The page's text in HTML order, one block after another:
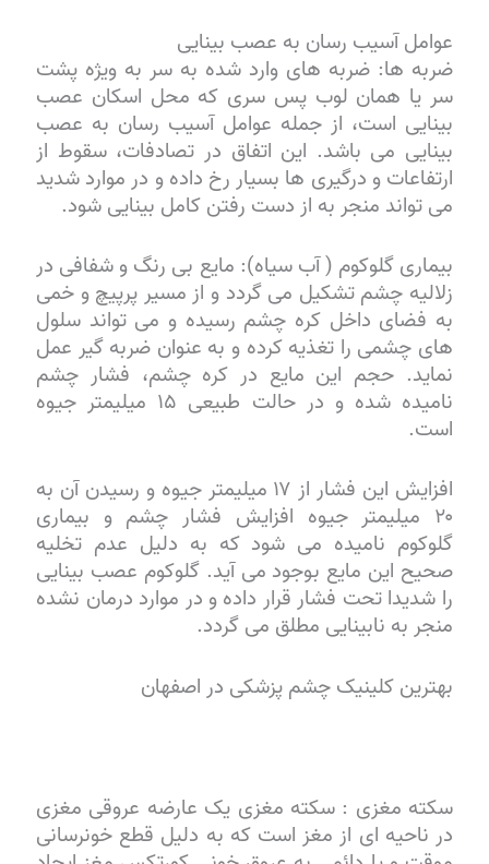
عوامل آسیب رسان به عصب بینایی
ضربه ها: ضربه های وارد شده به سر به ویژه پشت
سر یا همان لوب پس سری که محل اسکان عصب
بینایی است، از جمله عوامل آسیب رسان به عصب
بینایی می باشد. این اتفاق در تصادفات، سقوط از
ارتفاعات و درگیری ها بسیار رخ داده و در موارد شدید
می تواند منجر به از دست رفتن کامل بینایی شود.
بیماری گلوکوم ( آب سیاه): مایع بی رنگ و شفافی در
زلالیه چشم تشکیل می گردد و از مسیر پرپیچ و خمی
به فضای داخل کره چشم رسیده و می تواند سلول
های چشمی را تغذیه کرده و به عنوان ضربه گیر عمل
نماید. حجم این مایع در کره چشم، فشار چشم
نامیده شده و در حالت طبیعی ۱۵ میلیمتر جیوه
است.
افزایش این فشار از ۱۷ میلیمتر جیوه و رسیدن آن به
۲۰ میلیمتر جیوه افزایش فشار چشم و بیماری
گلوکوم نامیده می شود که به دلیل عدم تخلیه
صحیح این مایع بوجود می آید. گلوکوم عصب بینایی
را شدیدا تحت فشار قرار داده و در موارد درمان نشده
منجر به نابینایی مطلق می گردد.
بهترین کلینیک چشم پزشکی در اصفهان
سکته مغزی : سکته مغزی یک عارضه عروقی مغزی
در ناحیه ای از مغز است که به دلیل قطع خونرسانی